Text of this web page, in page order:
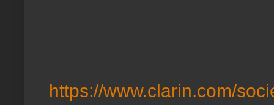
https://www.clarin.com/